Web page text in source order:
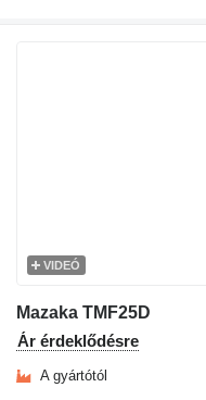
VIDEÓ
Mazaka TMF25D
Ár érdeklődésre
A gyártótól